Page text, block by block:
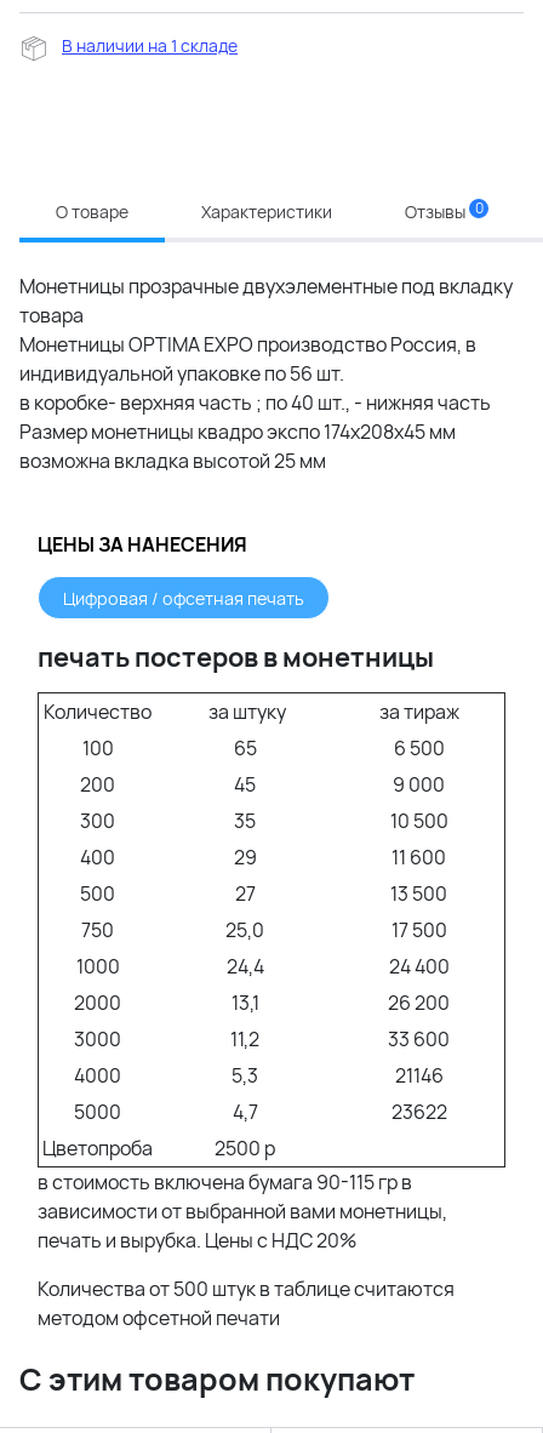
В наличии на 1 складе
О товаре Характеристики Отзывы 0
Монетницы прозрачные двухэлементные под вкладку
товара
Монетницы OPTIMA EXPO производство Россия, в
индивидуальной упаковке по 56 шт.
в коробке- верхняя часть ; по 40 шт., - нижняя часть
Размер монетницы квадро экспо 174х208х45 мм
возможна вкладка высотой 25 мм
ЦЕНЫ ЗА НАНЕСЕНИЯ
Цифровая / офсетная печать
печать постеров в монетницы
Количество за штуку
за тираж
100
65
6 500
200
45
9 000
300
35
10 500
400
29
11 600
500
27
13 500
750
25,0
17 500
1000
24,4
24 400
2000
13,1
26 200
3000
11,2
33 600
4000
5,3
21146
5000
4,7
23622
Цветопроба
2500 р
в стоимость включена бумага 90-115 гр в
зависимости от выбранной вами монетницы,
печать и вырубка. Цены с НДС 20%
Количества от 500 штук в таблице считаются
методом офсетной печати
С этим товаром покупают